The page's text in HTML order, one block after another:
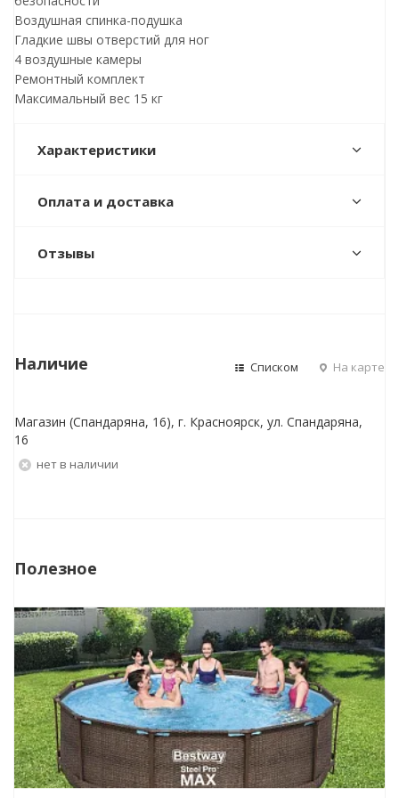
Воздушная спинка-подушка
Гладкие швы отверстий для ног
4 воздушные камеры
Ремонтный комплект
Максимальный вес 15 кг
Характеристики
Оплата и доставка
Отзывы
Наличие Списком На карте
Магазин (Спандаряна, 16), г. Красноярск, ул. Спандаряна,
16
Нет в наличии
Полезное